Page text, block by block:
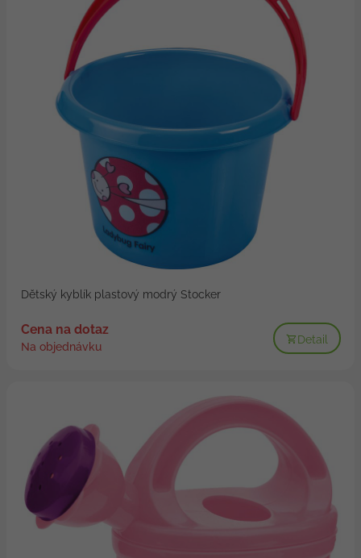
Dětský kyblík plastový modrý Stocker
Cena na dotaz
Na objednávku
Detail